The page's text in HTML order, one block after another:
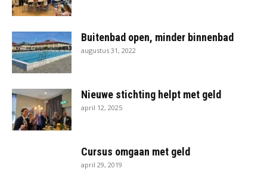
Buitenbad open, minder binnenbad
augustus 31, 2022
Nieuwe stichting helpt met geld
april 12, 2025
Cursus omgaan met geld
april 29, 2019